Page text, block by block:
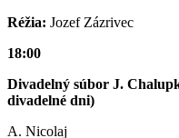
Réžia: Jozef Zázrivec
18:00
Divadelný súbor J.
divadelné dni)
A. Nicolaj